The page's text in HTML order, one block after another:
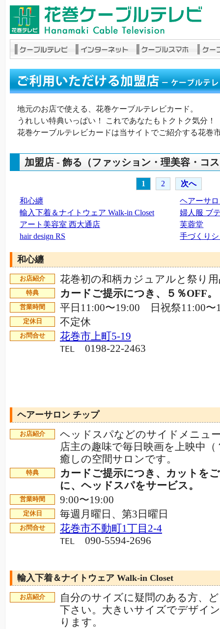
地元のお店で使える、花巻ケーブルテレビカード。
うれしい特典いっぱい！ これであなたもトクトク気分！
花巻ケーブルテレビカードは当サイトでご紹介する花巻
加盟店 - 飾る（ファッション・理美容・コ
1 2 次へ
和心纏
ヘアーサ
輸入下着＆ナイトウェア Walk-in Closet
婦人服 ブ
アート美容室 西大通店
芙蓉堂
hair design RS
手づくり
和心纏
お店紹介 花巻初の和柄カジュアルと祭り
特典 カードご提示につき、５％OFF。
営業時間 平日11:00〜19:00 日祝祭11:00〜
定休日 不定休
お問合せ 花巻市上町5-19
TEL 0198-22-2463
ヘアーサロン チップ
お店紹介
ヘッドスパなどのサイドメニュ
店主の趣味で毎日映画を上映中（
癒しの空間サロンです。
特典
カードご提示につき、カットを
に、ヘッドスパをサービス。
営業時間 9:00〜19:00
定休日 毎週月曜日、第3日曜日
お問合せ 花巻市不動町1丁目2-4
TEL 090-5594-2696
輸入下着＆ナイトウェア Walk-in Closet
お店紹介
自分のサイズに疑問のある方、
下さい。大きいサイズでデザイ
ります。